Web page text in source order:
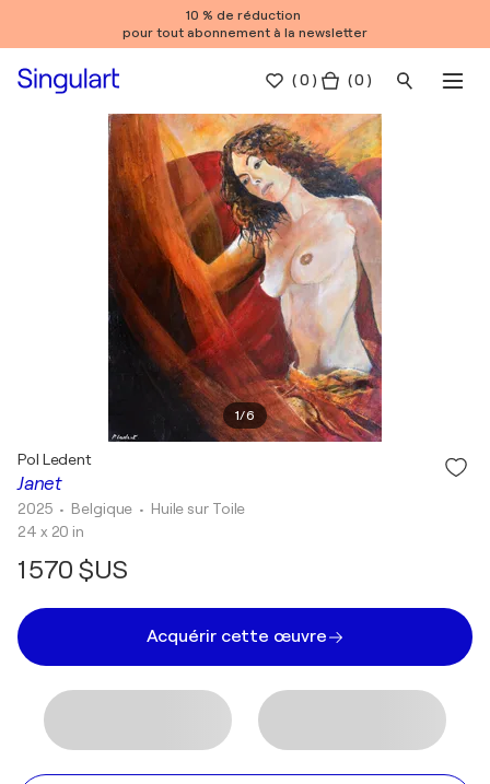
10 % de réduction
pour tout abonnement à la newsletter
(0 ) ( 0 )
1/6
Janet
Pol Ledent
2025 • Belgique • Huile sur Toile
24 x 20 in
1 570 $US
Acquérir cette œuvre